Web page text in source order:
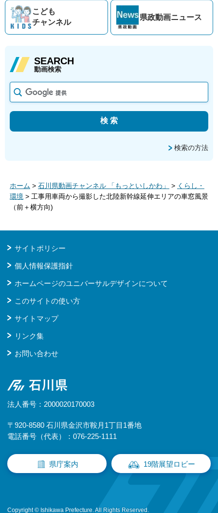
こども
チャンネル
県政動画ニュース
SEARCH
動画検索
検索の方法
ホーム > 石川県動画チャンネル 「もっといしかわ」 > くらし・
環境 > 工事用車両から撮影した北陸新幹線延伸エリアの車窓風景
（前＋横方向)
サイトポリシー
個人情報保護指針
ホームページのユニバーサルデザインについて
このサイトの使い方
サイトマップ
リンク集
お問い合わせ
石川県
法人番号：2000020170003
〒920-8580 石川県金沢市鞍月1丁目1番地
電話番号（代表）：076-225-1111
県庁案内 19階展望ロビー
Copyright © Ishikawa Prefecture. All Rights Reserved.